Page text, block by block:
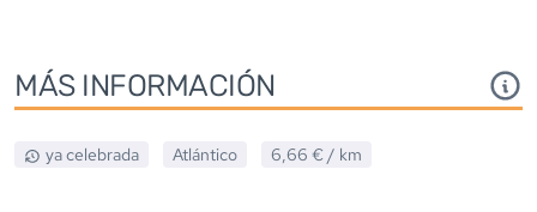
MÁS INFORMACIÓN
ya celebrada Atlántico 6,66 € / km